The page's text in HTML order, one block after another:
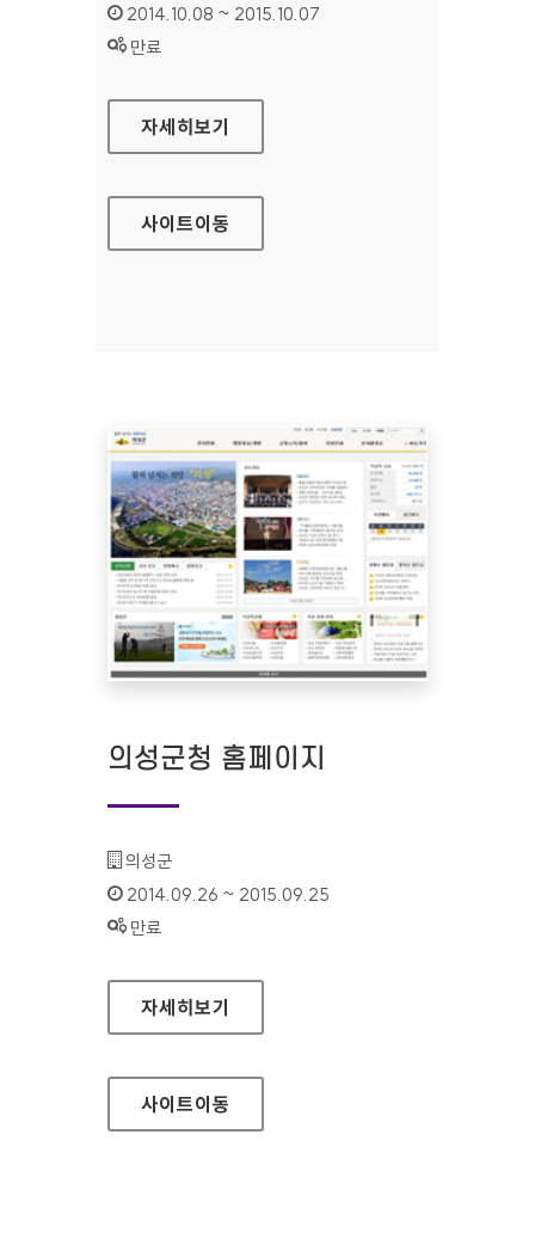
인증기간 :
2014.10.08 ~ 2015.10.07
상태 :
만료
대한제강 홈페이지
자세히보기
사이트이동
의성군청 홈페이지
기관명 :
의성군
인증기간 :
2014.09.26 ~ 2015.09.25
상태 :
만료
의성군청 홈페이지
자세히보기
사이트이동